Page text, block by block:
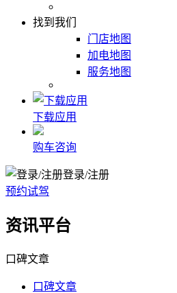
找到我们
门店地图
加电地图
服务地图
下载应用
购车咨询
登录/注册
预约试驾
资讯平台
口碑文章
口碑文章